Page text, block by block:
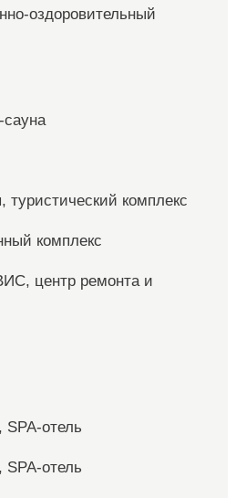
оздоровительный
комплекс
комплекс
центр ремонта и
отель
отель